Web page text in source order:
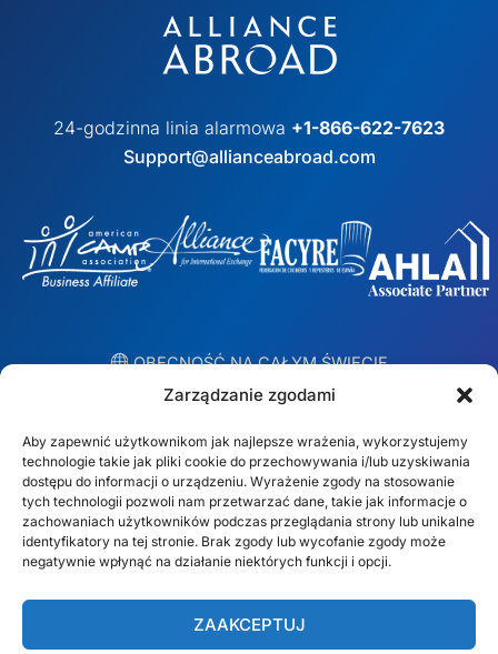
Zarządzanie zgodami
Aby zapewnić użytkownikom jak najlepsze wrażenia, wykorzystujemy
technologie takie jak pliki cookie do przechowywania i/lub uzyskiwania
dostępu do informacji o urządzeniu. Wyrażenie zgody na stosowanie
tych technologii pozwoli nam przetwarzać dane, takie jak informacje o
zachowaniach użytkowników podczas przeglądania strony lub unikalne
identyfikatory na tej stronie. Brak zgody lub wycofanie zgody może
negatywnie wpłynąć na działanie niektórych funkcji i opcji.
ZAAKCEPTUJ
24-godzinna linia alarmowa +1-866-622-7623
Support@allianceabroad.com
︎ OBECNOŚĆ NA CAŁYM ŚWIECIE
Lokalne zespoły w 10 krajach
USA
Dubaj
Meksyk
España
Irlandia
Polska
Australia
S. Afryka